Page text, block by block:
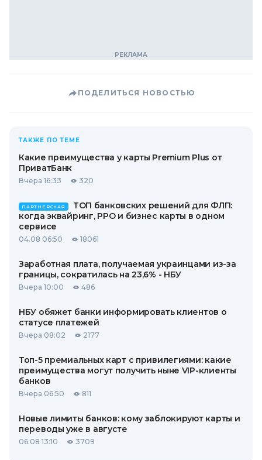
ПОДЕЛИТЬСЯ НОВОСТЬЮ
ТАКЖЕ ПО ТЕМЕ
Какие преимущества у карты Premium Plus от
ПриватБанк
Вчера 16:33 320
ПАРТНЕРСКАЯ
ТОП банковских решений для ФЛП:
когда эквайринг, РРО и бизнес карты в одном
сервисе
04.08 06:50 18061
Заработная плата, получаемая украинцами из-за
границы, сократилась на 23,6% - НБУ
Вчера 10:00 486
НБУ обяжет банки информировать клиентов о
статусе платежей
Вчера 08:02 2177
Топ-5 премиальных карт с привилегиями: какие
преимущества могут получить ныне VIP-клиенты
банков
Вчера 06:50 811
Новые лимиты банков: кому заблокируют карты и
переводы уже в августе
06.08 13:10 3709